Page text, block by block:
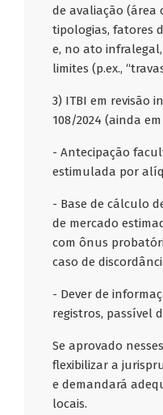
de avaliação
tipologias, fatores
e, no ato
limites (p.ex.,
3) ITBI em revisão
108/2024 (ainda
- Antecipação
estimulada por
- Base de cálculo
de mercado
com ônus
caso de
- Dever de
registros, passível
Se aprovado
flexibilizar a
e demandará
locais.